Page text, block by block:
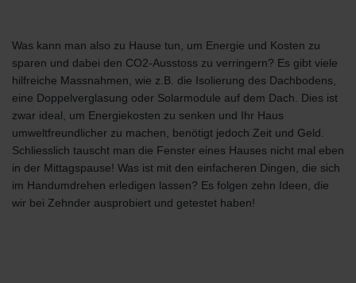
Was kann man also zu Hause tun, um Energie und Kosten zu
sparen und dabei den CO2-Ausstoss zu verringern? Es gibt viele
hilfreiche Massnahmen, wie z.B. die Isolierung des Dachbodens,
eine Doppelverglasung oder Solarmodule auf dem Dach. Dies ist
zwar ideal, um Energiekosten zu senken und Ihr Haus
umweltfreundlicher zu machen, benötigt jedoch Zeit und Geld.
Schliesslich tauscht man die Fenster eines Hauses nicht mal eben
in der Mittagspause! Was ist mit den einfacheren Dingen, die sich
im Handumdrehen erledigen lassen? Es folgen zehn Ideen, die
wir bei Zehnder ausprobiert und getestet haben!